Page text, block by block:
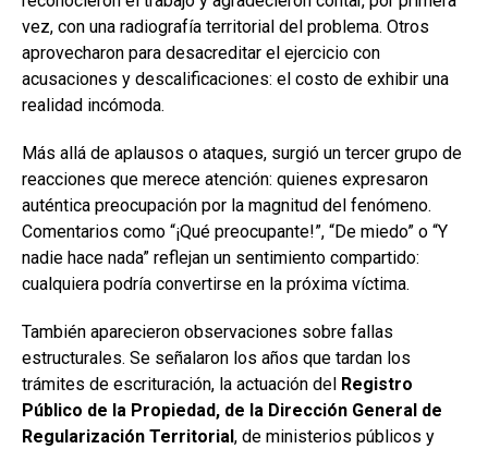
vez, con una radiografía territorial del problema. Otros
aprovecharon para desacreditar el ejercicio con
acusaciones y descalificaciones: el costo de exhibir una
realidad incómoda.
Más allá de aplausos o ataques, surgió un tercer grupo de
reacciones que merece atención: quienes expresaron
auténtica preocupación por la magnitud del fenómeno.
Comentarios como “¡Qué preocupante!”, “De miedo” o “Y
nadie hace nada” reflejan un sentimiento compartido:
cualquiera podría convertirse en la próxima víctima.
También aparecieron observaciones sobre fallas
estructurales. Se señalaron los años que tardan los
trámites de escrituración, la actuación del Registro
Público de la Propiedad, de la Dirección General de
Regularización Territorial , de ministerios públicos y